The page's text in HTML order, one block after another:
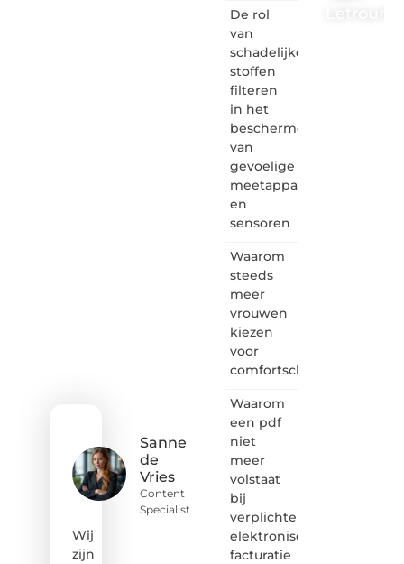
Sanne
de
Vries
Content
Specialist
Wij
zijn
De rol
van
schadelijke
stoffen
filteren
in het
beschermen
van
gevoelige
meetapparatuur
en
sensoren
Waarom
steeds
meer
vrouwen
kiezen
voor
comfortschoenen
Waarom
een pdf
niet
meer
volstaat
bij
verplichte
elektronische
facturatie